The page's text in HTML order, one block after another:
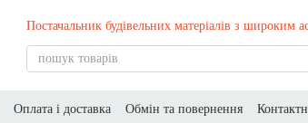
Постачальник будівельних матеріалів з широким
Оплата і доставка Обмін та повернення